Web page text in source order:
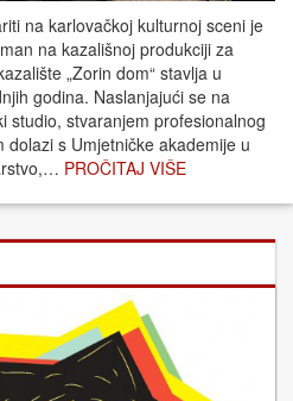
na karlovačkoj kulturnoj sceni je
na kazališnoj produkciji za
„Zorin dom“ stavlja u
godina. Naslanjajući se na
studio, stvaranjem profesionalnog
s Umjetničke akademije u
PROČITAJ VIŠE